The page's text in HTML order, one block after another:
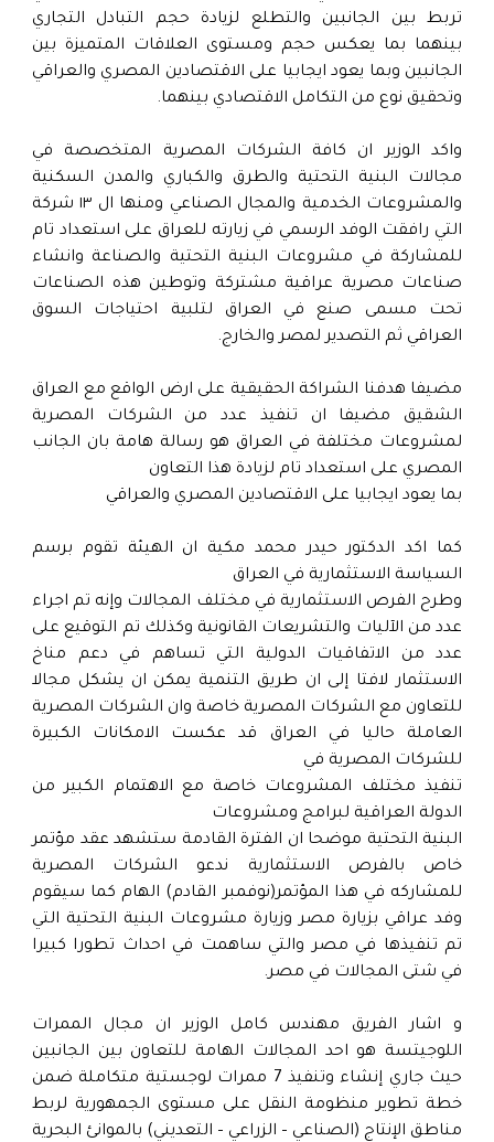
تربط بين الجانبين والتطلع لزيادة حجم التبادل التجاري
بينهما بما يعكس حجم ومستوى العلاقات المتميزة بين
الجانبين وبما يعود ايجابيا على الاقتصادين المصري والعراقي
وتحقيق نوع من التكامل الاقتصادي بينهما.
واكد الوزير ان كافة الشركات المصرية المتخصصة في
مجالات البنية التحتية والطرق والكباري والمدن السكنية
والمشروعات الخدمية والمجال الصناعي ومنها ال ١٣ شركة
التي رافقت الوفد الرسمي في زيارته للعراق على استعداد تام
للمشاركة في مشروعات البنية التحتية والصناعة وانشاء
صناعات مصرية عراقية مشتركة وتوطين هذه الصناعات
تحت مسمى صنع في العراق لتلبية احتياجات السوق
العراقي ثم التصدير لمصر والخارج.
مضيفا هدفنا الشراكة الحقيقية على ارض الواقع مع العراق
الشقيق مضيفا ان تنفيذ عدد من الشركات المصرية
لمشروعات مختلفة في العراق هو رسالة هامة بان الجانب
المصري على استعداد تام لزيادة هذا التعاون
بما يعود ايجابيا على الاقتصادين المصري والعراقي
كما اكد الدكتور حيدر محمد مكية ان الهيئة تقوم برسم
السياسة الاستثمارية في العراق
وطرح الفرص الاستثمارية في مختلف المجالات وإنه تم اجراء
عدد من الآليات والتشريعات القانونية وكذلك تم التوقيع على
عدد من الاتفاقيات الدولية التي تساهم في دعم مناخ
الاستثمار لافتا إلى ان طريق التنمية يمكن ان يشكل مجالا
للتعاون مع الشركات المصرية خاصة وان الشركات المصرية
العاملة حاليا في العراق قد عكست الامكانات الكبيرة
للشركات المصرية في
تنفيذ مختلف المشروعات خاصة مع الاهتمام الكبير من
الدولة العراقية لبرامج ومشروعات
البنية التحتية موضحا ان الفترة القادمة ستشهد عقد مؤتمر
خاص بالفرص الاستثمارية ندعو الشركات المصرية
للمشاركه في هذا المؤتمر(نوفمبر القادم) الهام كما سيقوم
وفد عراقي بزيارة مصر وزيارة مشروعات البنية التحتية التي
تم تنفيذها في مصر والتي ساهمت في احداث تطورا كبيرا
في شتى المجالات في مصر.
و اشار الفريق مهندس كامل الوزير ان مجال الممرات
اللوجيتسة هو احد المجالات الهامة للتعاون بين الجانبين
حيث جاري إنشاء وتنفيذ 7 ممرات لوجستية متكاملة ضمن
خطة تطوير منظومة النقل على مستوى الجمهورية لربط
مناطق الإنتاج (الصناعي – الزراعي – التعديني) بالموانئ البحرية